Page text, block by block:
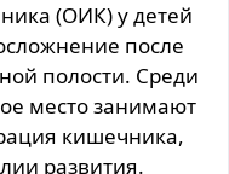
(ОИК) у детей
после
полости. Среди
место занимают
кишечника,
развития.